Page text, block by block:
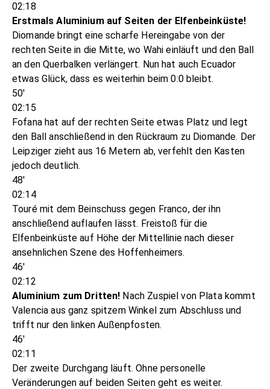
02:18
Erstmals Aluminium auf Seiten der Elfenbeinküste!
Diomande bringt eine scharfe Hereingabe von der
rechten Seite in die Mitte, wo Wahi einläuft und den Ball
an den Querbalken verlängert. Nun hat auch Ecuador
etwas Glück, dass es weiterhin beim 0:0 bleibt.
50'
02:15
Fofana hat auf der rechten Seite etwas Platz und legt
den Ball anschließend in den Rückraum zu Diomande. Der
Leipziger zieht aus 16 Metern ab, verfehlt den Kasten
jedoch deutlich.
48'
02:14
Touré mit dem Beinschuss gegen Franco, der ihn
anschließend auflaufen lässt. Freistoß für die
Elfenbeinküste auf Höhe der Mittellinie nach dieser
ansehnlichen Szene des Hoffenheimers.
46'
02:12
Aluminium zum Dritten! Nach Zuspiel von Plata kommt
Valencia aus ganz spitzem Winkel zum Abschluss und
trifft nur den linken Außenpfosten.
46'
02:11
Der zweite Durchgang läuft. Ohne personelle
Veränderungen auf beiden Seiten geht es weiter.